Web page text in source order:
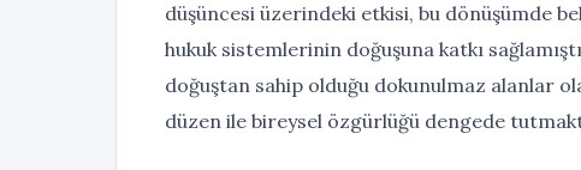
düşüncesi üzerindeki etkisi, bu dönüşümde
hukuk sistemlerinin doğuşuna katkı
doğuştan sahip olduğu dokunulmaz alanlar
düzen ile bireysel özgürlüğü dengede